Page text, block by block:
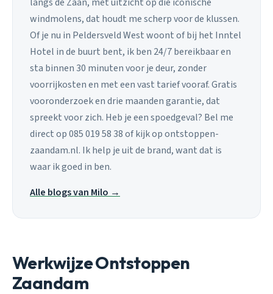
windmolens, dat houdt me scherp voor de klussen.
Of je nu in Peldersveld West woont of bij het Inntel
Hotel in de buurt bent, ik ben 24/7 bereikbaar en
sta binnen 30 minuten voor je deur, zonder
voorrijkosten en met een vast tarief vooraf. Gratis
vooronderzoek en drie maanden garantie, dat
spreekt voor zich. Heb je een spoedgeval? Bel me
direct op 085 019 58 38 of kijk op ontstoppen-
zaandam.nl. Ik help je uit de brand, want dat is
waar ik goed in ben.
Alle blogs van Milo →
Werkwijze Ontstoppen
Zaandam